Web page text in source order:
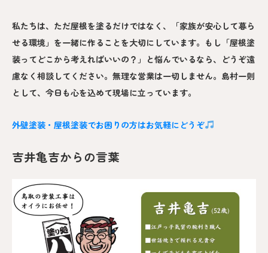
私たちは、ただ屋根を塗るだけではなく、「家族が安心して暮ら
せる環境」を一緒に作ることを大切にしています。もし「屋根塗
装ってどこから考えればいいの？」と悩んでいるなら、どうぞ遠
慮なく相談してください。無理な営業は一切しません。島村一則
として、今日も心を込めて現場に立っています。
外壁塗装・屋根塗装でお困りの方はお気軽にどうぞ
吉井亀吉からの言葉